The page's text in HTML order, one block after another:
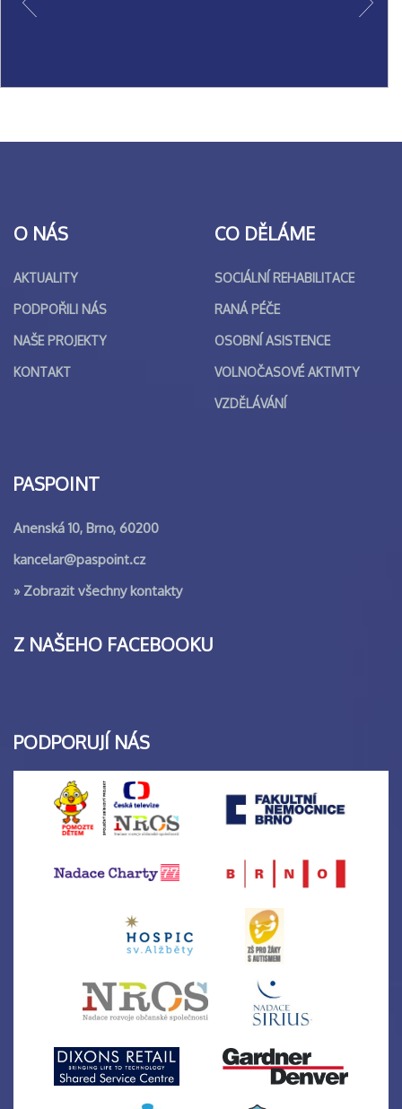
O NÁS
AKTUALITY
PODPOŘILI NÁS
NAŠE PROJEKTY
KONTAKT
CO DĚLÁME
SOCIÁLNÍ REHABILITACE
RANÁ PÉČE
OSOBNÍ ASISTENCE
VOLNOČASOVÉ AKTIVITY
VZDĚLÁVÁNÍ
PASPOINT
Anenská 10, Brno, 60200
kancelar@paspoint.cz
» Zobrazit všechny kontakty
Z NAŠEHO FACEBOOKU
PODPORUJÍ NÁS